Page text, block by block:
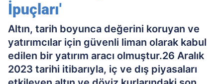
İpuçları'
Altın, tarih boyunca değerini koruyan ve
yatırımcılar için güvenli liman olarak kabul
edilen bir yatırım aracı olmuştur.26 Aralık
2023 tarihi itibarıyla, iç ve dış piyasaları